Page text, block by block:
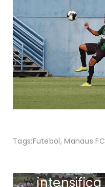
Tags:Futebol,Manaus FC
intensifica